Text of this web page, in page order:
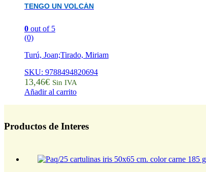
TENGO UN VOLCÁN
0 out of 5
(0)
Turú, Joan;Tirado, Miriam
SKU: 9788494820694
13,46€ Sin IVA
Añadir al carrito
Productos de Interes